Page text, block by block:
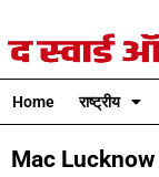
Home राष्ट्रीय
Mac Lucknow